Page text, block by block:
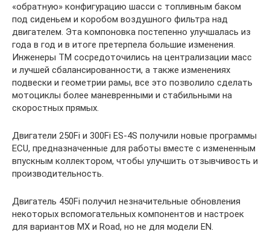
«обратную» конфигурацию шасси с топливным баком
под сиденьем и коробом воздушного фильтра над
двигателем. Эта компоновка постепенно улучшалась из
года в год и в итоге претерпела большие изменения.
Инженеры ТМ сосредоточились на централизации масс
и лучшей сбалансированности, а также изменениях
подвески и геометрии рамы, все это позволило сделать
мотоциклы более маневренными и стабильными на
скоростных прямых.
Двигатели 250Fi и 300Fi ES-4S получили новые программы
ECU, предназначенные для работы вместе с измененным
впускным коллектором, чтобы улучшить отзывчивость и
производительность.
Двигатель 450Fi получил незначительные обновления
некоторых вспомогательных компонентов и настроек
для вариантов MX и Road, но не для модели EN.